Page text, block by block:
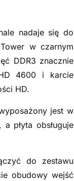
nadaje się do
w czarnym
DDR3 znacznie
4600 i karcie
HD.
jest w
płyta obsługuje
do zestawu
obudowy wejść